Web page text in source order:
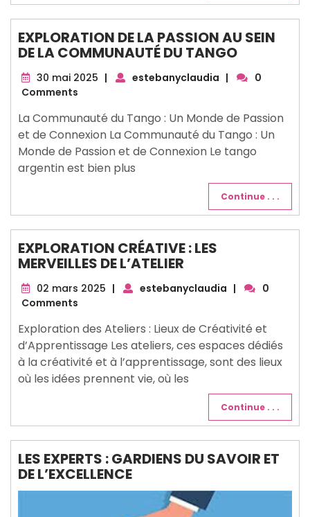
EXPLORATION DE LA PASSION AU SEIN
DE LA COMMUNAUTÉ DU TANGO
30 mai 2025 30
| estebanyclaudia |
0
Comments
La Communauté du Tango : Un Monde de Passion
et de Connexion La Communauté du Tango : Un
Monde de Passion et de Connexion Le tango
argentin est bien plus
Continue . . .
EXPLORATION CRÉATIVE : LES
MERVEILLES DE L’ATELIER
02 mars 2025 02
| estebanyclaudia |
0
Comments
Exploration des Ateliers : Lieux de Créativité et
d’Apprentissage Les ateliers, ces espaces dédiés
à la créativité et à l’apprentissage, sont des lieux
où les idées prennent vie, où les
Continue . . .
LES EXPERTS : GARDIENS DU SAVOIR ET
DE L’EXCELLENCE